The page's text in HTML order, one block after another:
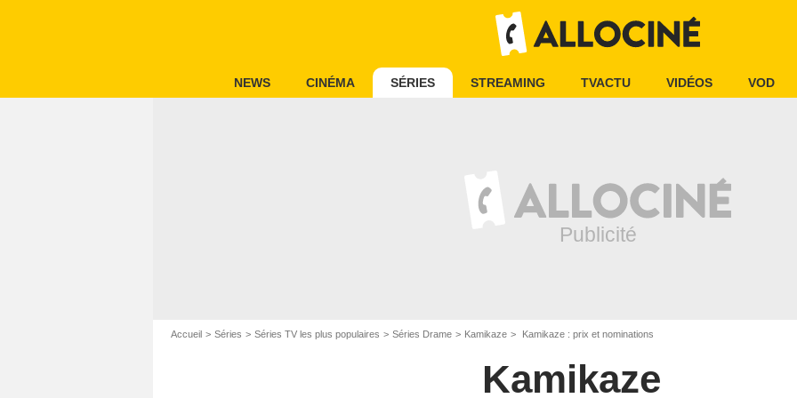
NEWS CINÉMA SÉRIES STREAMING TVACTU VIDÉOS VOD
Accueil Séries Séries TV les plus populaires Séries Drame Kamikaze Kamikaze : prix et nominations
Kamikaze